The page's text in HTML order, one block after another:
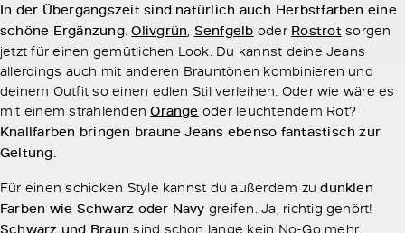
In der Übergangszeit sind natürlich auch Herbstfarben eine
schöne Ergänzung. Olivgrün, Senfgelb oder Rostrot sorgen
jetzt für einen gemütlichen Look. Du kannst deine Jeans
allerdings auch mit anderen Brauntönen kombinieren und
deinem Outfit so einen edlen Stil verleihen. Oder wie wäre es
mit einem strahlendenOrange oder leuchtendem Rot?
Knallfarben bringen braune Jeans ebenso fantastisch zur
Geltung.
Für einen schicken Style kannst du außerdem zudunklen
Farben wie Schwarz oder Navy greifen. Ja, richtig gehört!
Schwarz und Braun sind schon lange kein No-Go mehr,